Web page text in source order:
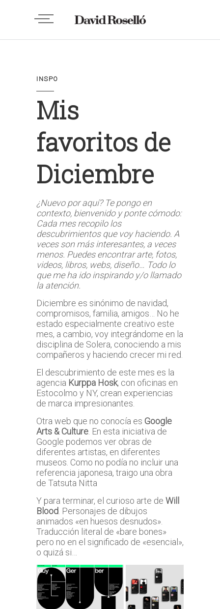
INSPO
Mis
favoritos de
Diciembre
¿Nuevo por aquí? Te pongo en
contexto, bienvenido y ponte cómodo:
Cada mes recopilo los
descubrimientos que voy haciendo. A
veces son más interesantes, a veces
menos. Puedes encontrar arte, fotos,
videos, libros, webs, diseño… Todo lo
que me ha ido inspirando y/o llamado
la atención.
Diciembre es sinónimo de navidad,
compromisos, familia, amigos… No he
estado especialmente creativo este
mes, a cambio, voy integrándome en la
disciplina de Solera, conociendo a mis
compañeros y haciendo crecer mi red.
El descubrimiento de este mes es la
agencia Kurppa Hosk, con oficinas en
Estocolmo y NY, crean experiencias
de marca impresionantes.
Otra web que no conocía es Google
Arts & Culture . En esta iniciativa de
Google podemos ver obras de
diferentes artistas, en diferentes
museos. Como no podía no incluir una
referencia japonesa, traigo una obra
de Tatsuta Nitta
Y para terminar, el curioso arte de Will
Blood . Personajes de dibujos
animados «en huesos desnudos».
Traducción literal de «bare bones»
pero no en el significado de «esencial»,
o quizá si…